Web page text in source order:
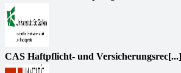
CAS Haftpflicht- und Versicherungsrec[...]